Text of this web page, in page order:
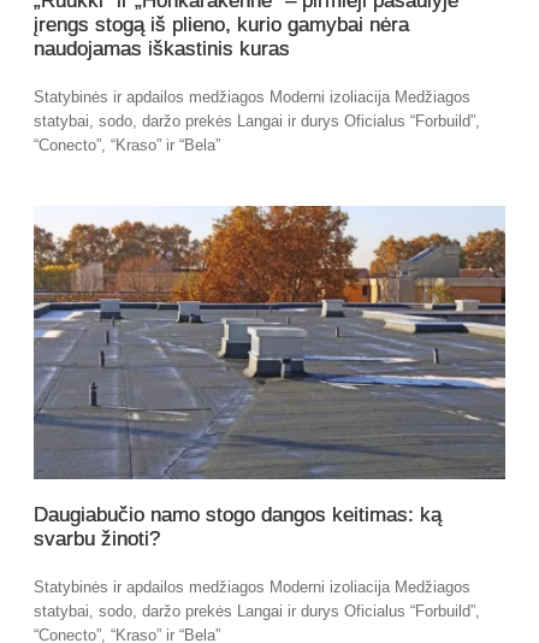
įrengs stogą iš plieno, kurio gamybai nėra
naudojamas iškastinis kuras
Statybinės ir apdailos medžiagos Moderni izoliacija Medžiagos
statybai, sodo, daržo prekės Langai ir durys Oficialus “Forbuild”,
“Conecto”, “Kraso” ir “Bela”
Daugiabučio namo stogo dangos keitimas: ką
svarbu žinoti?
Statybinės ir apdailos medžiagos Moderni izoliacija Medžiagos
statybai, sodo, daržo prekės Langai ir durys Oficialus “Forbuild”,
“Conecto”, “Kraso” ir “Bela”